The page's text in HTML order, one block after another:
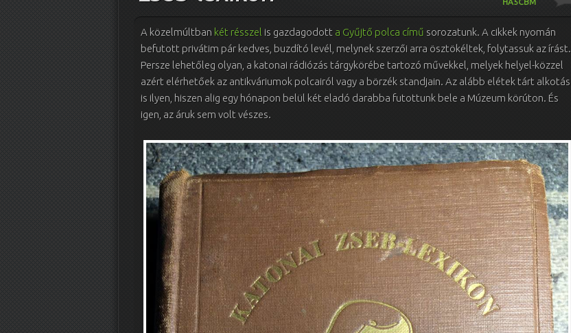
HA5CBM
A közelmúltban két résszel is gazdagodott a Gyűjtő polca című sorozatunk. A cikkek nyomán
befutott privátim pár kedves, buzdító levél, melynek szerzői arra ösztökéltek, folytassuk az írást.
Persze lehetőleg olyan, a katonai rádiózás tárgykörébe tartozó művekkel, melyek helyel-közzel
azért elérhetőek az antikváriumok polcairól vagy a börzék standjain. Az alább elétek tárt alkotás
is ilyen, hiszen alig egy hónapon belül két eladó darabba futottunk bele a Múzeum körúton. És
igen, az áruk sem volt vészes.